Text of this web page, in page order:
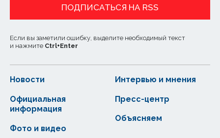
ПОДПИСАТЬСЯ НА RSS
Если вы заметили ошибку, выделите необходимый текст
и нажмите Ctrl+Enter
Новости
Официальная
информация
Интервью и мнения
Фото и видео
Пресс-центр
Объясняем